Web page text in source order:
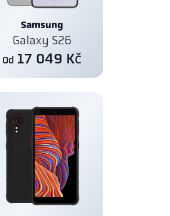
Samsung
Galaxy S26
Od 17 049 Kč